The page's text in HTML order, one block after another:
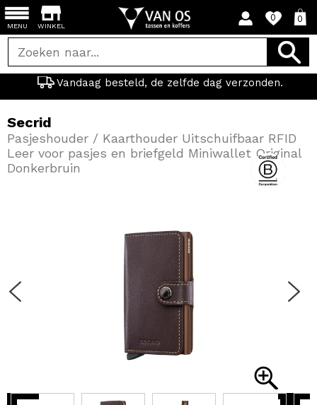
WINKEL
0 0
Vandaag besteld, de zelfde dag verzonden.
MENU
Secrid
Pasjeshouder / Kaarthouder Uitschuifbaar RFID
Leer voor pasjes en briefgeld Miniwallet Original
Donkerbruin